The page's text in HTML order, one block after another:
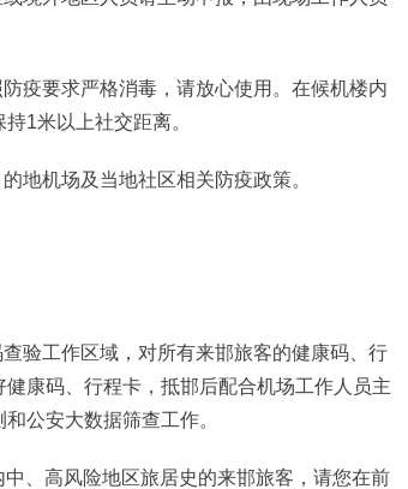
要求严格消毒，请放心使用。在候机楼内
1米以上社交距离。
机场及当地社区相关防疫政策。
工作区域，对所有来邯旅客的健康码、行
康码、行程卡，抵邯后配合机场工作人员主
公安大数据筛查工作。
高风险地区旅居史的来邯旅客，请您在前